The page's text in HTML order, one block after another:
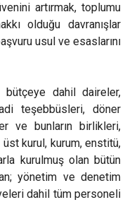
artırmak, toplumu
olduğu davranışlar
usul ve esaslarını
bütçeye dahil daireler,
teşebbüsleri, döner
ve bunların birlikleri,
kurul, kurum, enstitü,
kurulmuş olan bütün
yönetim ve denetim
dahil tüm personeli